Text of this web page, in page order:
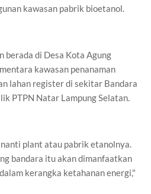
kawasan pabrik bioetanol.
berada di Desa Kota Agung
kawasan penanaman
lahan register di sekitar Bandara
PTPN Natar Lampung Selatan.
plant atau pabrik etanolnya.
bandara itu akan dimanfaatkan
kerangka ketahanan energi,"